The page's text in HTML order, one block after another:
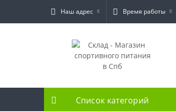
Наш адрес Время работы
Список категорий